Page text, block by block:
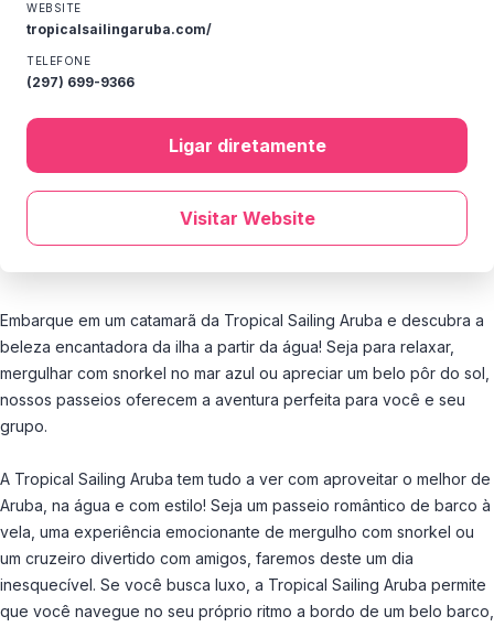
Embarque em um catamarã da Tropical Sailing Aruba e descubra a
beleza encantadora da ilha a partir da água! Seja para relaxar,
mergulhar com snorkel no mar azul ou apreciar um belo pôr do sol,
nossos passeios oferecem a aventura perfeita para você e seu
grupo.
A Tropical Sailing Aruba tem tudo a ver com aproveitar o melhor de
Aruba, na água e com estilo! Seja um passeio romântico de barco à
vela, uma experiência emocionante de mergulho com snorkel ou
um cruzeiro divertido com amigos, faremos deste um dia
inesquecível. Se você busca luxo, a Tropical Sailing Aruba permite
que você navegue no seu próprio ritmo a bordo de um belo barco,
WEBSITE
tropicalsailingaruba.com/
TELEFONE
(297) 699-9366
Ligar diretamente
Visitar Website